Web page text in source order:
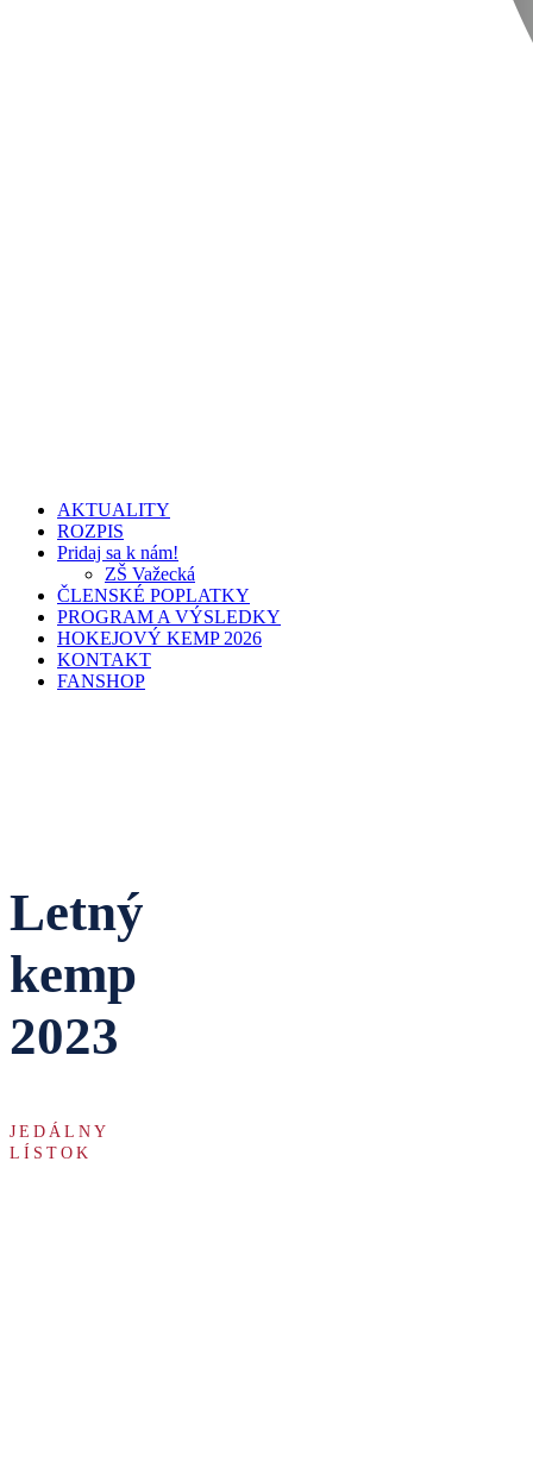
AKTUALITY
ROZPIS
Pridaj sa k nám!
ZŠ Važecká
ČLENSKÉ POPLATKY
PROGRAM A VÝSLEDKY
HOKEJOVÝ KEMP 2026
KONTAKT
FANSHOP
Letný
kemp
2023
JEDÁLNY
LÍSTOK